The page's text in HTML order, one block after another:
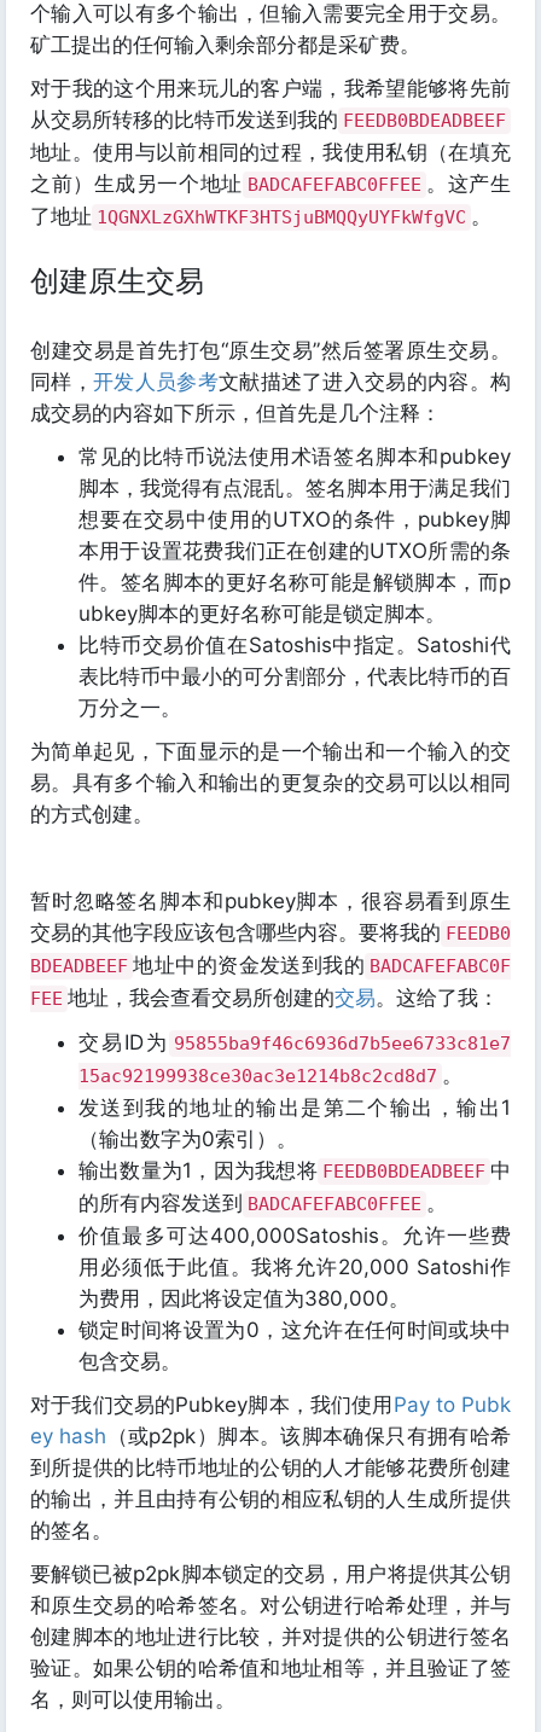
个输入可以有多个输出，但输入需要完全用于交易。
矿工提出的任何输入剩余部分都是采矿费。
对于我的这个用来玩儿的客户端，我希望能够将先前
从交易所转移的比特币发送到我的 FEEDB0BDEADBEEF
地址。使用与以前相同的过程，我使用私钥（在填充
之前）生成另一个地址 BADCAFEFABC0FFEE 。这产生
了地址 1QGNXLzGXhWTKF3HTSjuBMQQyUYFkWfgVC 。
创建原生交易
创建交易是首先打包“原生交易”然后签署原生交易。
同样， 开发人员参考文献描述了进入交易的内容。构
成交易的内容如下所示，但首先是几个注释：
常见的比特币说法使用术语签名脚本和pubkey
脚本，我觉得有点混乱。签名脚本用于满足我们
想要在交易中使用的UTXO的条件，pubkey脚
本用于设置花费我们正在创建的UTXO所需的条
件。签名脚本的更好名称可能是解锁脚本，而p
ubkey脚本的更好名称可能是锁定脚本。
比特币交易价值在Satoshis中指定。Satoshi代
表比特币中最小的可分割部分，代表比特币的百
万分之一。
为简单起见，下面显示的是一个输出和一个输入的交
易。具有多个输入和输出的更复杂的交易可以以相同
的方式创建。
暂时忽略签名脚本和pubkey脚本，很容易看到原生
交易的其他字段应该包含哪些内容。要将我的 FEEDB0
BDEADBEEF 地址中的资金发送到我的 BADCAFEFABC0F
FEE 地址，我会查看交易所创建的交易。这给了我：
交易ID为 95855ba9f46c6936d7b5ee6733c81e7
15ac92199938ce30ac3e1214b8c2cd8d7 。
发送到我的地址的输出是第二个输出，输出1
（输出数字为0索引）。
输出数量为1，因为我想将 FEEDB0BDEADBEEF 中
的所有内容发送到 BADCAFEFABC0FFEE 。
价值最多可达400,000Satoshis。允许一些费
用必须低于此值。我将允许20,000 Satoshi作
为费用，因此将设定值为380,000。
锁定时间将设置为0，这允许在任何时间或块中
包含交易。
对于我们交易的Pubkey脚本，我们使用 Pay to Pubk
ey hash （或p2pk）脚本。该脚本确保只有拥有哈希
到所提供的比特币地址的公钥的人才能够花费所创建
的输出，并且由持有公钥的相应私钥的人生成所提供
的签名。
要解锁已被p2pk脚本锁定的交易，用户将提供其公钥
和原生交易的哈希签名。对公钥进行哈希处理，并与
创建脚本的地址进行比较，并对提供的公钥进行签名
验证。如果公钥的哈希值和地址相等，并且验证了签
名，则可以使用输出。